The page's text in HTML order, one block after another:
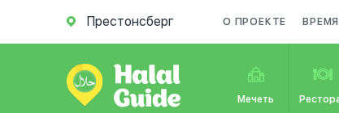
Престонсберг О ПРОЕКТЕ
Мечеть